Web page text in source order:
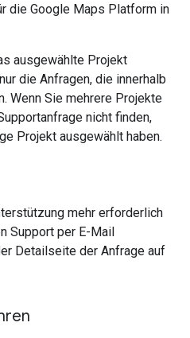
die Google Maps Platform in
ausgewählte Projekt
die Anfragen, die innerhalb
Wenn Sie mehrere Projekte
nicht finden,
Projekt ausgewählt haben.
mehr erforderlich
Support per E-Mail
Detailseite der Anfrage auf